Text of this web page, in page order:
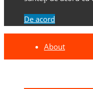
De acord
About